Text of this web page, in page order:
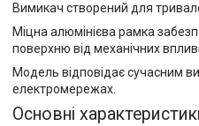
Вимикач створений для
Міцна алюмінієва рамка
поверхню від механічних
Модель відповідає сучасним
електромережах.
Основні